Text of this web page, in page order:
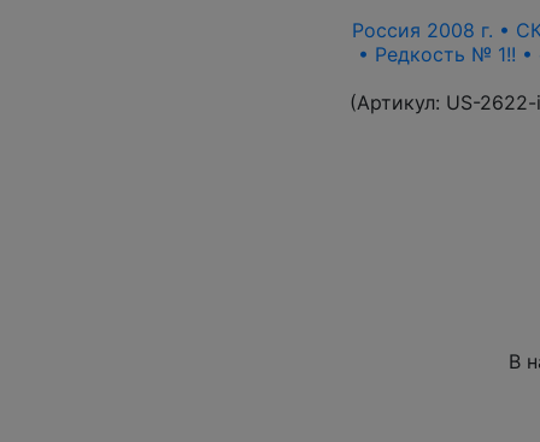
Россия 2008 г. •
• Редкость № 1!!
(Артикул: US-
В